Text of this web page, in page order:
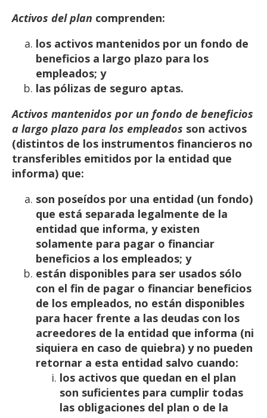
Activos del plan comprenden:
los activos mantenidos por un fondo de
beneficios a largo plazo para los
empleados; y
las pólizas de seguro aptas.
Activos mantenidos por un fondo de beneficios
a largo plazo para los empleados son activos
(distintos de los instrumentos financieros no
transferibles emitidos por la entidad que
informa) que:
son poseídos por una entidad (un fondo)
que está separada legalmente de la
entidad que informa, y existen
solamente para pagar o financiar
beneficios a los empleados; y
están disponibles para ser usados sólo
con el fin de pagar o financiar beneficios
de los empleados, no están disponibles
para hacer frente a las deudas con los
acreedores de la entidad que informa (ni
siquiera en caso de quiebra) y no pueden
retornar a esta entidad salvo cuando:
los activos que quedan en el plan
son suficientes para cumplir todas
las obligaciones del plan o de la